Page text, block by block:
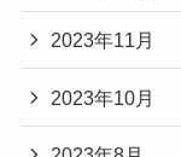
2023年11月
2023年10月